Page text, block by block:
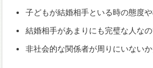
子どもが結婚相手といる時の態度
結婚相手があまりにも完璧な人な
非社会的な関係者が周りにいない